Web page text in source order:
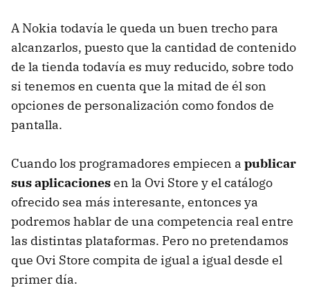
A Nokia todavía le queda un buen trecho para
alcanzarlos, puesto que la cantidad de contenido
de la tienda todavía es muy reducido, sobre todo
si tenemos en cuenta que la mitad de él son
opciones de personalización como fondos de
pantalla.
Cuando los programadores empiecen a publicar
sus aplicacionesen la Ovi Store y el catálogo
ofrecido sea más interesante, entonces ya
podremos hablar de una competencia real entre
las distintas plataformas. Pero no pretendamos
que Ovi Store compita de igual a igual desde el
primer día.